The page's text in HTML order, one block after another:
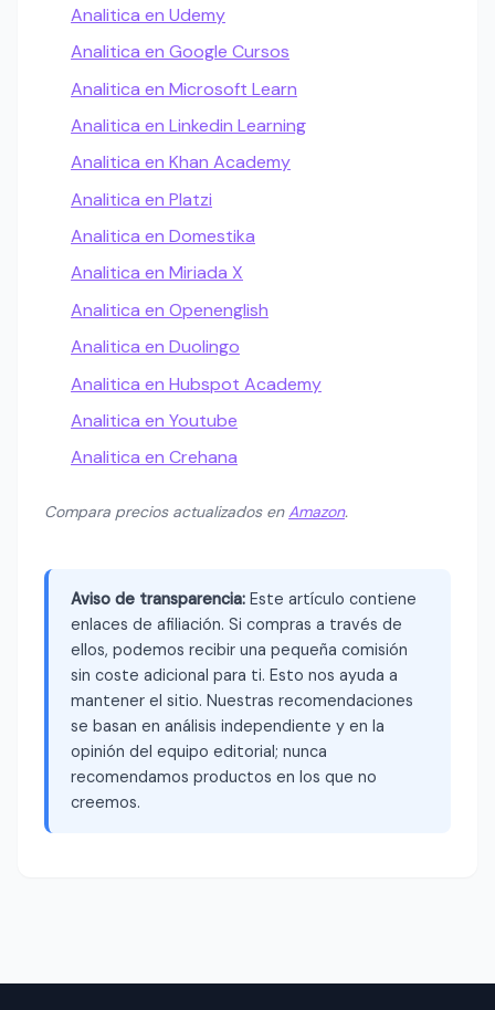
Analitica en Udemy
Analitica en Google Cursos
Analitica en Microsoft Learn
Analitica en Linkedin Learning
Analitica en Khan Academy
Analitica en Platzi
Analitica en Domestika
Analitica en Miriada X
Analitica en Openenglish
Analitica en Duolingo
Analitica en Hubspot Academy
Analitica en Youtube
Analitica en Crehana
Compara precios actualizados enAmazon.
Aviso de transparencia: Este artículo contiene
enlaces de afiliación. Si compras a través de
ellos, podemos recibir una pequeña comisión
sin coste adicional para ti. Esto nos ayuda a
mantener el sitio. Nuestras recomendaciones
se basan en análisis independiente y en la
opinión del equipo editorial; nunca
recomendamos productos en los que no
creemos.